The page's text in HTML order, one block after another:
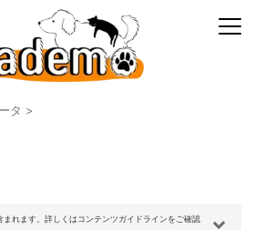
タ >
れます。詳しくはコンテンツガイドラインをご確認